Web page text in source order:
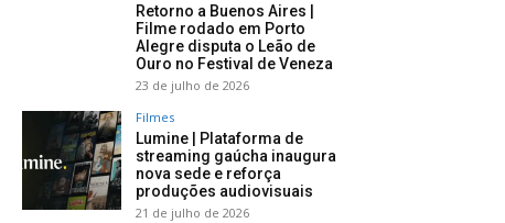
Retorno a Buenos Aires |
Filme rodado em Porto
Alegre disputa o Leão de
Ouro no Festival de Veneza
23 de julho de 2026
Filmes
Lumine | Plataforma de
streaming gaúcha inaugura
nova sede e reforça
produções audiovisuais
21 de julho de 2026